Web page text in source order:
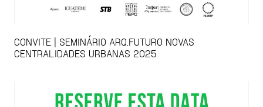
CONVITE | SEMINÁRIO ARQ.FUTURO NOVAS
CENTRALIDADES URBANAS 2025